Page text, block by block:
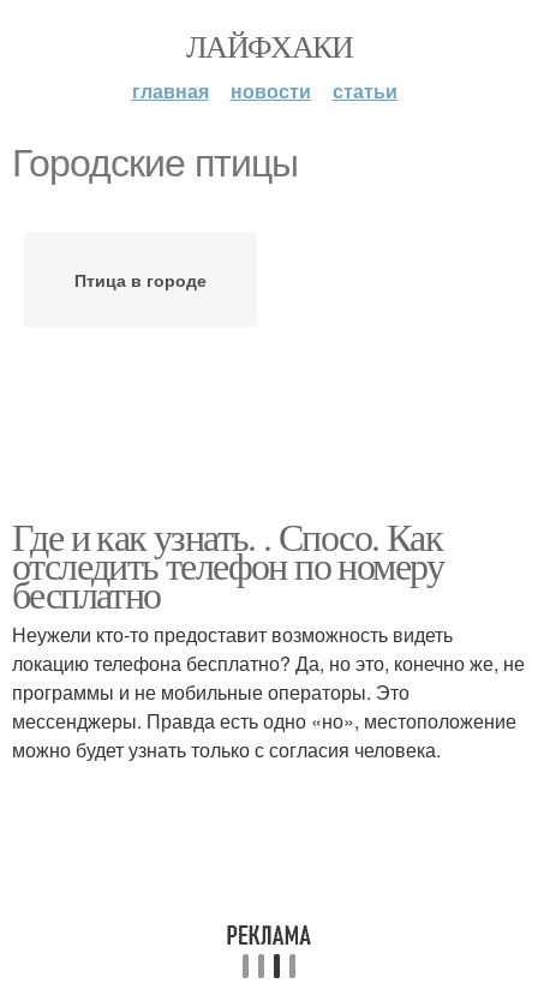
ЛАЙФХАКИ
главная новости статьи
Городские птицы
Птица в городе
Где и как узнать. . Спосо. Как
отследить телефон по номеру
бесплатно
Неужели кто-то предоставит возможность видеть
локацию телефона бесплатно? Да, но это, конечно же, не
программы и не мобильные операторы. Это
мессенджеры. Правда есть одно «но», местоположение
можно будет узнать только с согласия человека.